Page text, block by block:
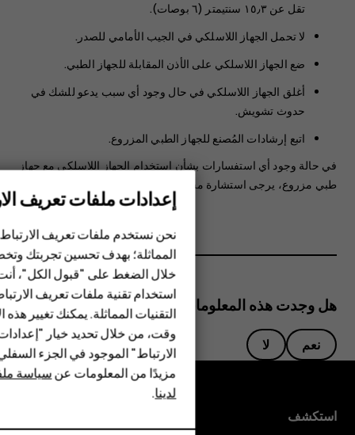
الهواتف المميزة
HMD Terra M
HMD DUB
HMD Watch
للأعمال
تقل عن ١٥٫٣ سنتيمتر (٦ بوصات).
لا تحمل الجهاز اللاسلكي في الجيب الأمامي للصدر.
ضع الجهاز اللاسلكي على الأذن المقابلة للجهاز الطبي.
أغلق الجهاز اللاسلكي في حال وجود أي سبب يدعو للشك في
حدوث تشويش.
اتبع إرشادات المُصنع للجهاز الطبي المزروع.
في حالة وجود أي استفسارات بشأن استخدام الجهاز اللاسلكي مع جهاز
طبي مزروع، يرجى استشارة مسؤول الرعاية الطبية الخاص بك.
هل وجدت هذه المعلومات مفيدة؟
نعم لا
استكشف
إعدادات ملفات تعريف
نحن نستخدم ملفات تعريف
المماثلة؛ بهدف تحسين تجربتك
خلال الضغط على "قبول الكل"،
استخدام تقنية ملفات تعريف
التقنيات المماثلة. يمكنك تغيير
وقت، من خلال تحديد خيار
الارتباط" الموجود في الجزء
مزيدًا من المعلومات عنسياسة
لدينا.